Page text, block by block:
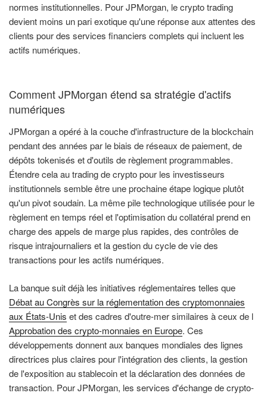
normes institutionnelles. Pour JPMorgan, le crypto trading
devient moins un pari exotique qu'une réponse aux attentes des
clients pour des services financiers complets qui incluent les
actifs numériques.
Comment JPMorgan étend sa stratégie d'actifs
numériques
JPMorgan a opéré à la couche d'infrastructure de la blockchain
pendant des années par le biais de réseaux de paiement, de
dépôts tokenisés et d'outils de règlement programmables.
Étendre cela au trading de crypto pour les investisseurs
institutionnels semble être une prochaine étape logique plutôt
qu'un pivot soudain. La même pile technologique utilisée pour le
règlement en temps réel et l'optimisation du collatéral prend en
charge des appels de marge plus rapides, des contrôles de
risque intrajournaliers et la gestion du cycle de vie des
transactions pour les actifs numériques.
La banque suit déjà les initiatives réglementaires telles que
Débat au Congrès sur la réglementation des cryptomonnaies
aux États-Unis et des cadres d'outre-mer similaires à ceux de l
Approbation des crypto-monnaies en Europe. Ces
développements donnent aux banques mondiales des lignes
directrices plus claires pour l'intégration des clients, la gestion
de l'exposition au stablecoin et la déclaration des données de
transaction. Pour JPMorgan, les services d'échange de crypto-